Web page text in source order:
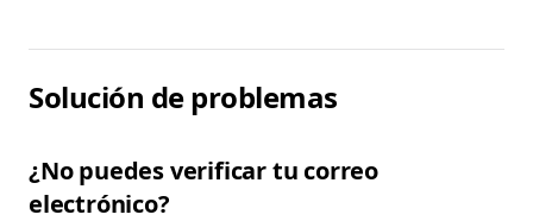
Solución de problemas
¿No puedes verificar tu correo
electrónico?